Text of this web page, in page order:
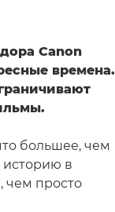
Canon
времена.
большее, чем
историю в
чем просто